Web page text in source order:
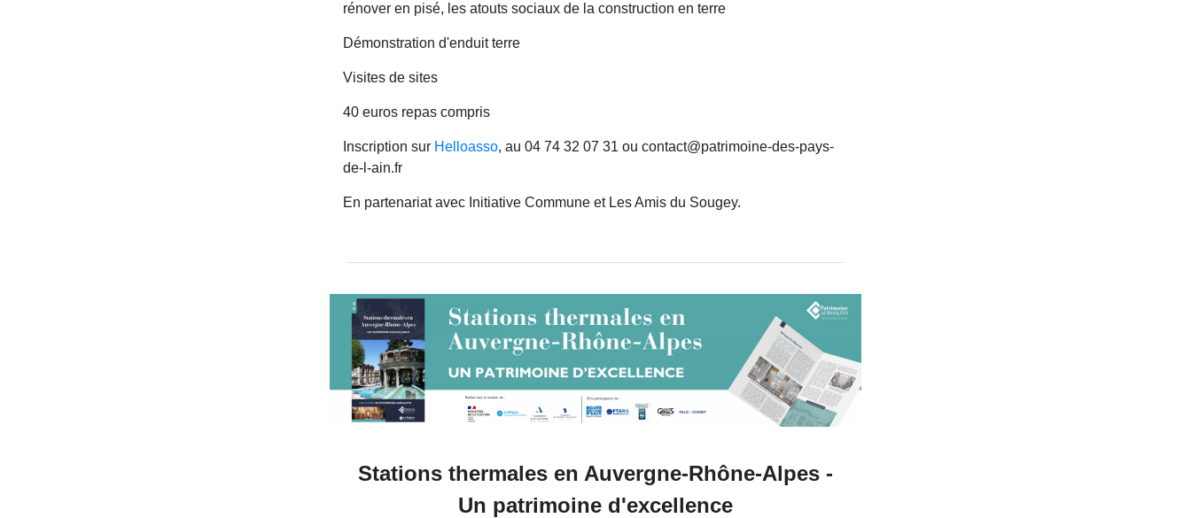
rénover en pisé, les atouts sociaux de la construction en terre
Démonstration d'enduit terre
Visites de sites
40 euros repas compris
Inscription sur Helloasso, au 04 74 32 07 31 ou contact@patrimoine-des-pays-
de-l-ain.fr
En partenariat avec Initiative Commune et Les Amis du Sougey.
Stations thermales en Auvergne-Rhône-Alpes -
Un patrimoine d'excellence